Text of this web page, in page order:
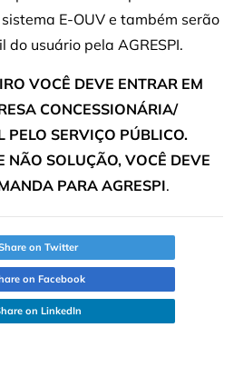
E-OUV e também serão
usuário pela AGRESPI.
VOCÊ DEVE ENTRAR EM
CONCESSIONÁRIA/
PELO SERVIÇO PÚBLICO.
NÃO SOLUÇÃO, VOCÊ DEVE
PARA AGRESPI.
on Twitter
on Facebook
on LinkedIn